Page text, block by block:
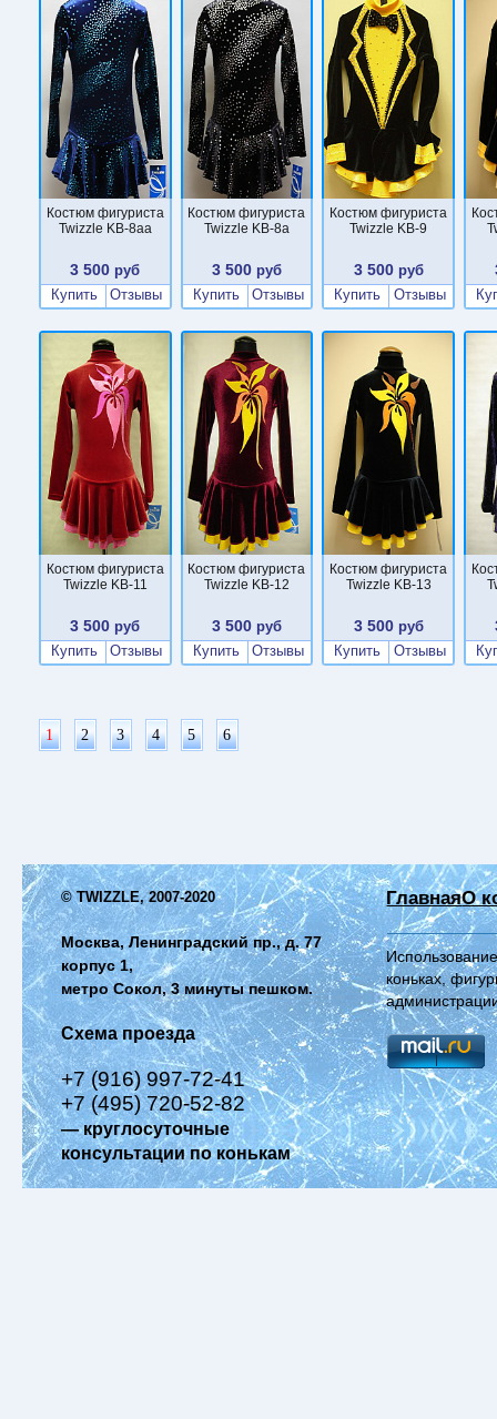
Костюм фигуриста
Twizzle KB-8aa
3 500 руб
Купить
Отзывы
Костюм фигуриста
Twizzle KB-8a
3 500 руб
Купить
Отзывы
Костюм фигуриста
Twizzle KB-9
3 500руб
Купить
Отзывы
Костюм фигуриста
Twizzle KB-11
3 500 руб
Купить
Отзывы
Костюм фигуриста
Twizzle KB-12
3 500 руб
Купить
Отзывы
Костюм фигуриста
Twizzle KB-13
3 500руб
Купить
Отзывы
1 2 3 4 5 6
© TWIZZLE, 2007-2020
Москва, Ленинградский пр., д. 77
корпус 1,
метро Сокол, 3 минуты пешком.
Схема проезда
+7 (916) 997-72-41
+7 (495) 720-52-82
— круглосуточные
консультации по конькам
ГлавнаяО
коньках,